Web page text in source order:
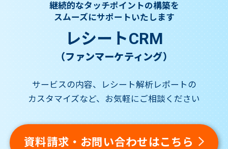
継続的なタッチポイントの構築を
スムーズにサポートいたします
レシートCRM
（ファンマーケティング）
サービスの内容、レシート解析レポートの
カスタマイズなど、お気軽にご相談ください
資料請求‧お問い合わせはこちら